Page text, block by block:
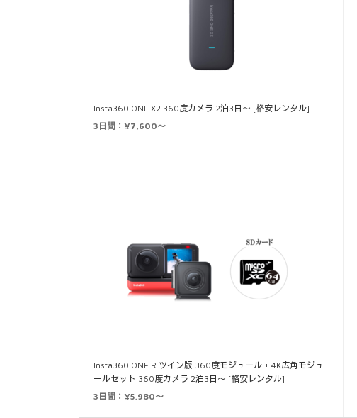
Insta360 ONE X2 360度カメラ 2泊3日～ [格安レンタル]
3日間：¥7,600～
Insta360 ONE R ツイン版 360度モジュール + 4K広角モジュ
ールセット 360度カメラ 2泊3日～ [格安レンタル]
3日間：¥5,980～